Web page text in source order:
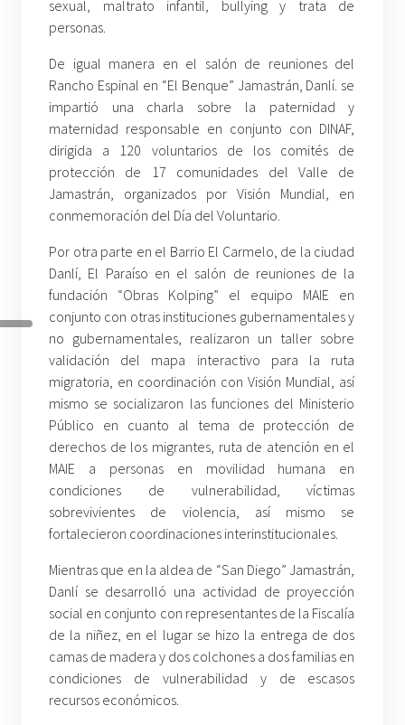
sexual, maltrato infantil, bullying y trata de
personas.
De igual manera en el salón de reuniones del
Rancho Espinal en “El Benque” Jamastrán, Danlí. se
impartió una charla sobre la paternidad y
maternidad responsable en conjunto con DINAF,
dirigida a 120 voluntarios de los comités de
protección de 17 comunidades del Valle de
Jamastrán, organizados por Visión Mundial, en
conmemoración del Día del Voluntario.
Por otra parte en el Barrio El Carmelo, de la ciudad
Danlí, El Paraíso en el salón de reuniones de la
fundación “Obras Kolping” el equipo MAIE en
conjunto con otras instituciones gubernamentales y
no gubernamentales, realizaron un taller sobre
validación del mapa interactivo para la ruta
migratoria, en coordinación con Visión Mundial, así
mismo se socializaron las funciones del Ministerio
Público en cuanto al tema de protección de
derechos de los migrantes, ruta de atención en el
MAIE a personas en movilidad humana en
condiciones de vulnerabilidad, víctimas
sobrevivientes de violencia, así mismo se
fortalecieron coordinaciones interinstitucionales.
Mientras que en la aldea de “San Diego” Jamastrán,
Danlí se desarrolló una actividad de proyección
social en conjunto con representantes de la Fiscalía
de la niñez, en el lugar se hizo la entrega de dos
camas de madera y dos colchones a dos familias en
condiciones de vulnerabilidad y de escasos
recursos económicos.